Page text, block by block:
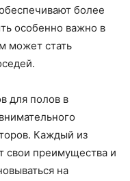
более
особенно важно в
может стать
для полов в
Каждый из
свои преимущества и
на